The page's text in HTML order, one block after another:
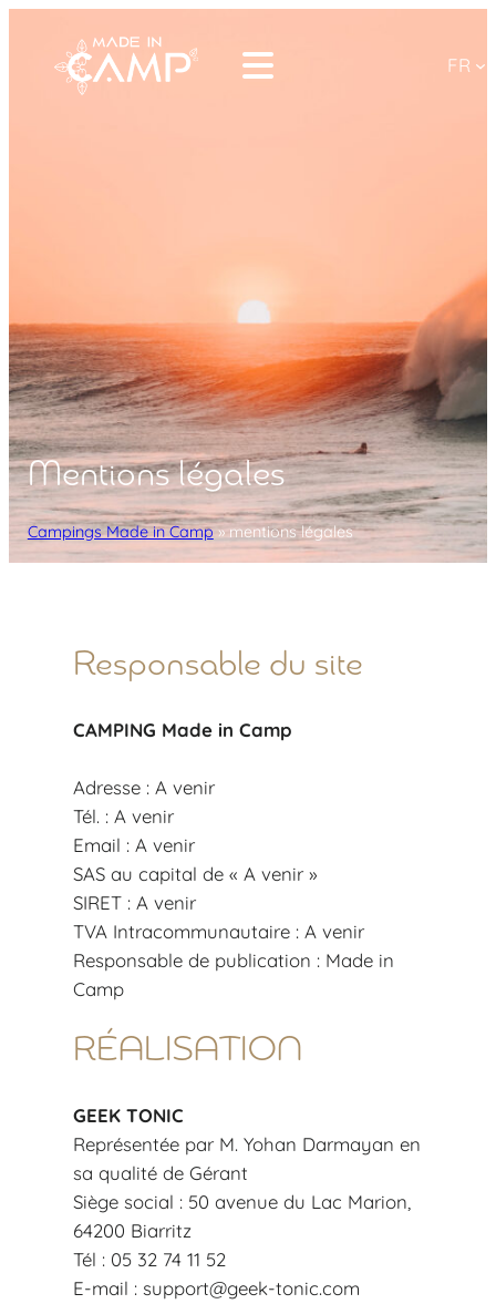
FR
Mentions légales
Campings Made in Camp » mentions légales
Responsable du site
CAMPING Made in Camp
Adresse : A venir
Tél. : A venir
Email : A venir
SAS au capital de « A venir »
SIRET : A venir
TVA Intracommunautaire : A venir
Responsable de publication : Made in
Camp
RÉALISATION
GEEK TONIC
Représentée par M. Yohan Darmayan en
sa qualité de Gérant
Siège social : 50 avenue du Lac Marion,
64200 Biarritz
Tél : 05 32 74 11 52
E-mail : support@geek-tonic.com